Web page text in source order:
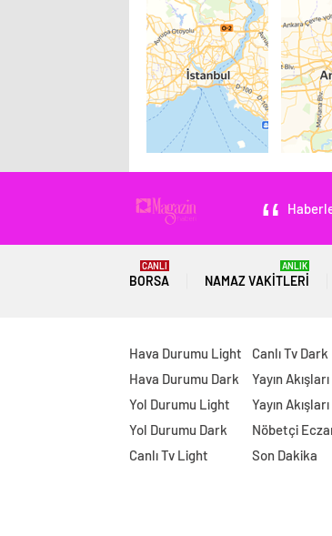
BORSA
CANLI
NAMAZ VAKITLERI
ANLIK
Hava Durumu Light
Hava Durumu Dark
Yol Durumu Light
Yol Durumu Dark
Canlı Tv Light
Canlı Tv Dark
Yayın
Yayın
Nöbetçi
Son Dakika